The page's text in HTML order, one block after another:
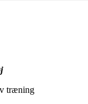
træning